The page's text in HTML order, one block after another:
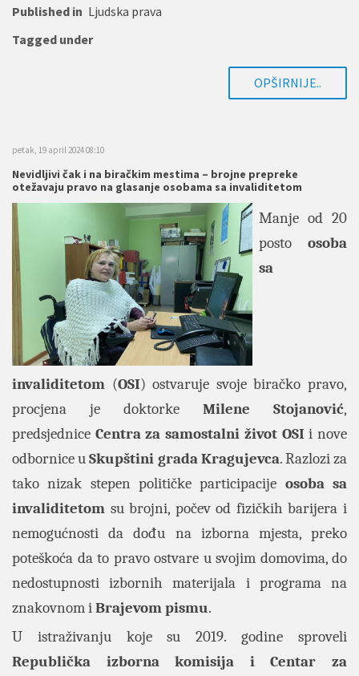
Published in Ljudska prava
Tagged under
OPŠIRNIJE..
petak, 19 april 2024 08:10
Nevidljivi čak i na biračkim mestima – brojne prepreke
otežavaju pravo na glasanje osobama sa invaliditetom
Manje od 20
posto osoba
sa
invaliditetom (OSI) ostvaruje svoje biračko pravo,
procjena je doktorke Milene Stojanović,
predsjednice Centra za samostalni život OSIi nove
odbornice uSkupštini grada Kragujevca. Razlozi za
tako nizak stepen političke participacije osoba sa
invaliditetom su brojni, počev od fizičkih barijera i
nemogućnosti da dođu na izborna mjesta, preko
poteškoća da to pravo ostvare u svojim domovima, do
nedostupnosti izbornih materijala i programa na
znakovnom iBrajevom pismu.
U istraživanju koje su 2019. godine sproveli
Republička izborna komisija
i Centar za